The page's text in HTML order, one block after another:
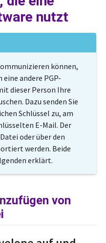
nutzt
können,
andere PGP-
dieser Person Ihre
Dazu senden Sie
Schlüssel zu, am
E-Mail. Der
oder über den
werden. Beide
erklärt.
von